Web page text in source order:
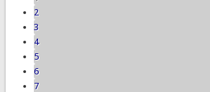
2
3
4
5
6
7